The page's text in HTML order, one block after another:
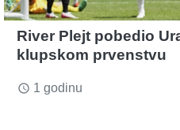
River Plejt pobedio
klupskom prvenstvu
access_time 1 godinu